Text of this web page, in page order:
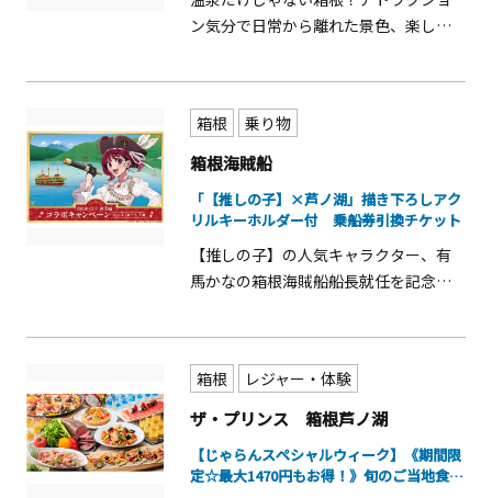
ン気分で日常から離れた景色、楽しみ
の片道遊覧をお楽しみください！ ※各
港の始発からお好きな便をご利用くだ
さい。
箱根 乗り物
箱根海賊船
「【推しの子】×芦ノ湖」描き下ろしアク
リルキーホルダー付 乗船券引換チケット
【推しの子】の人気キャラクター、有
馬かなの箱根海賊船船長就任を記念し
芦ノ湖」２０２６年８月３１日(月)まで
好評につき期間延長決定！！
箱根
レジャー・体験
ザ・プリンス 箱根芦ノ湖
【じゃらんスペシャルウィーク】《期間限
定☆最大1470円もお得！》旬のご当地食